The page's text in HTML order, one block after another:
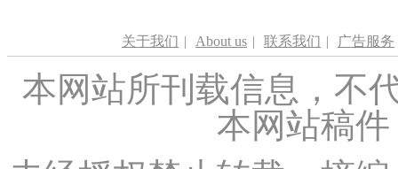
关于我们 | About us | 联系我们 | 广告服务
本网站所刊载信息，不
本网站稿